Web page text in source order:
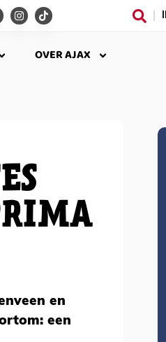
OVER AJAX
en
een